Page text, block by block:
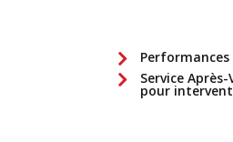
Performances
Service
pour